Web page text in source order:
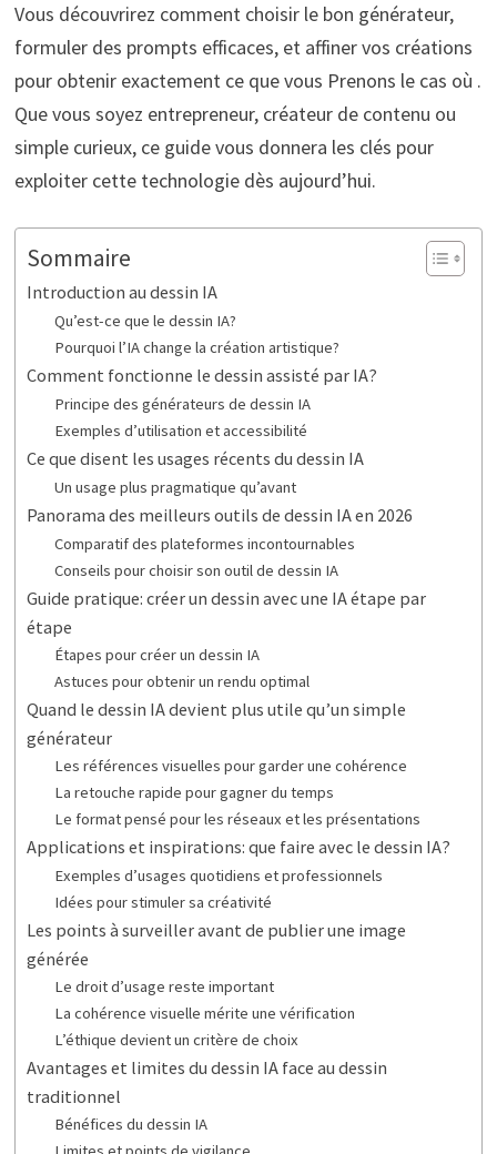
Vous découvrirez comment choisir le bon générateur,
formuler des prompts efficaces, et affiner vos créations
pour obtenir exactement ce que vous Prenons le cas où .
Que vous soyez entrepreneur, créateur de contenu ou
simple curieux, ce guide vous donnera les clés pour
exploiter cette technologie dès aujourd’hui.
Sommaire
Introduction au dessin IA
Qu’est-ce que le dessin IA?
Pourquoi l’IA change la création artistique?
Comment fonctionne le dessin assisté par IA?
Principe des générateurs de dessin IA
Exemples d’utilisation et accessibilité
Ce que disent les usages récents du dessin IA
Un usage plus pragmatique qu’avant
Panorama des meilleurs outils de dessin IA en 2026
Comparatif des plateformes incontournables
Conseils pour choisir son outil de dessin IA
Guide pratique: créer un dessin avec une IA étape par
étape
Étapes pour créer un dessin IA
Astuces pour obtenir un rendu optimal
Quand le dessin IA devient plus utile qu’un simple
générateur
Les références visuelles pour garder une cohérence
La retouche rapide pour gagner du temps
Le format pensé pour les réseaux et les présentations
Applications et inspirations: que faire avec le dessin IA?
Exemples d’usages quotidiens et professionnels
Idées pour stimuler sa créativité
Les points à surveiller avant de publier une image
générée
Le droit d’usage reste important
La cohérence visuelle mérite une vérification
L’éthique devient un critère de choix
Avantages et limites du dessin IA face au dessin
traditionnel
Bénéfices du dessin IA